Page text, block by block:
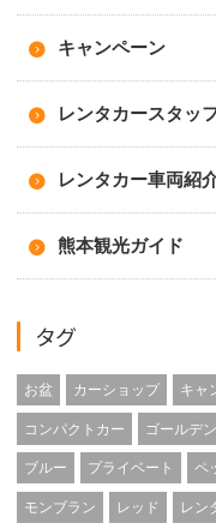
キャンペーン
レンタカースタッ
レンタカー車両紹
熊本観光ガイド
タグ
お盆 カーショップ キャ
コンパクトカー ゴールデ
ブルー プライベート ペ
モンブラン レッド レン